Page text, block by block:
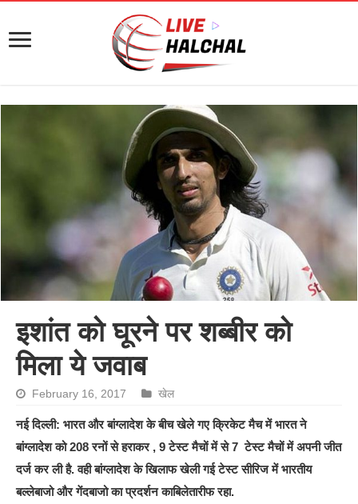
इशांत को घूरने पर शब्बीर को
मिला ये जवाब
February 16, 2017 खेल
नई दिल्ली: भारत और बांग्लादेश के बीच खेले गए क्रिकेट मैच में भारत ने
बांग्लादेश को 208 रनों से हराकर , 9 टेस्ट मैचों में से 7 टेस्ट मैचों में अपनी जीत
दर्ज कर ली है. वही बांग्लादेश के खिलाफ खेली गई टेस्ट सीरिज में भारतीय
बल्लेबाजो और गेंदबाजो का प्रदर्शन काबिलेतारीफ रहा.